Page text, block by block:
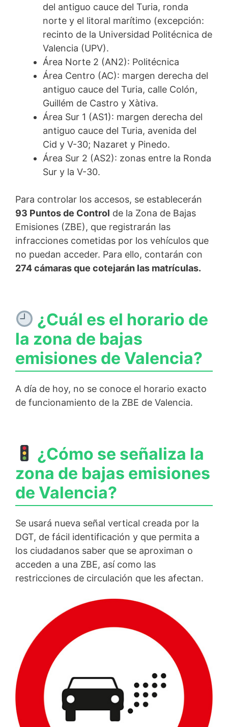
del antiguo cauce del Turia, ronda
norte y el litoral marítimo (excepción:
recinto de la Universidad Politécnica de
Valencia (UPV).
Área Norte 2 (AN2): Politécnica
Área Centro (AC): margen derecha del
antiguo cauce del Turia, calle Colón,
Guillém de Castro y Xàtiva.
Área Sur 1 (AS1): margen derecha del
antiguo cauce del Turia, avenida del
Cid y V-30; Nazaret y Pinedo.
Área Sur 2 (AS2): zonas entre la Ronda
Sur y la V-30.
Para controlar los accesos, se establecerán
93 Puntos de Control de la Zona de Bajas
Emisiones (ZBE), que registrarán las
infracciones cometidas por los vehículos que
no puedan acceder. Para ello, contarán con
274 cámaras que cotejarán las matrículas.
¿Cuál es el horario de
la zona de bajas
emisiones de Valencia?
A día de hoy, no se conoce el horario exacto
de funcionamiento de la ZBE de Valencia.
¿Cómo se señaliza la
zona de bajas emisiones
de Valencia?
Se usará nueva señal vertical creada por la
DGT, de fácil identificación y que permita a
los ciudadanos saber que se aproximan o
acceden a una ZBE, así como las
restricciones de circulación que les afectan.